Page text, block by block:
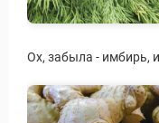
Ох, забыла - имбирь,